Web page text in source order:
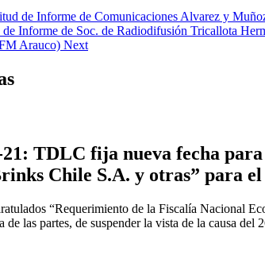
de Informe de Comunicaciones Alvarez y
Informe de Soc. de Radiodifusión Tricallota
Arauco) Next
21: TDLC fija nueva fecha
Chile S.A. y otras” para el
“Requerimiento de la Fiscalía Nacional
de las partes, de suspender la vista de la causa